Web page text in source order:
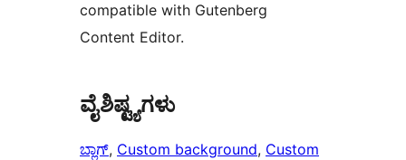
compatible with Gutenberg
Content Editor.
ವೈಶಿಷ್ಟ್ಯಗಳು
ಬ್ಲಾಗ್, Custom background, Custom